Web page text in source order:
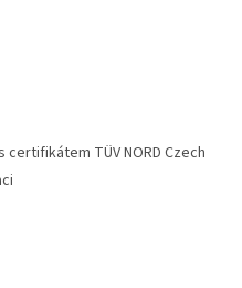
TÜV NORD Czech